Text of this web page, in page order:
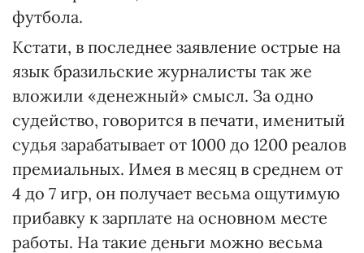
футбола.
Кстати, в последнее заявление острые на
язык бразильские журналисты так же
вложили «денежный» смысл. За одно
судейство, говорится в печати, именитый
судья зарабатывает от 1000 до 1200 реалов
премиальных. Имея в месяц в среднем от
4 до 7 игр, он получает весьма ощутимую
прибавку к зарплате на основном месте
работы. На такие деньги можно весьма